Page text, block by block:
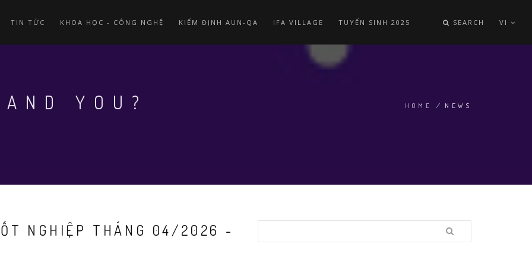
TIN TỨC KHOA HỌC - CÔNG NGHỆ KIỂM ĐỊNH AUN-QA IFA VILLAGE TUYỂN SINH 2025 SEARCH VI
YOU? HOME / NEWS
NGHIỆP THÁNG 04/2026 -